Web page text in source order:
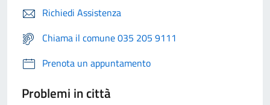
Richiedi Assistenza
Chiama il comune 035 205 9111
Prenota un appuntamento
Problemi in città